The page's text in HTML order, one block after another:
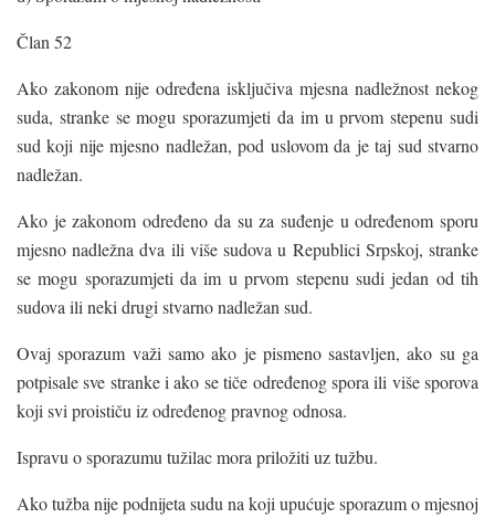
Član 52
Ako zakonom nije određena isključiva mjesna nadležnost nekog
suda, stranke se mogu sporazumjeti da im u prvom stepenu sudi
sud koji nije mjesno nadležan, pod uslovom da je taj sud stvarno
nadležan.
Ako je zakonom određeno da su za suđenje u određenom sporu
mjesno nadležna dva ili više sudova u Republici Srpskoj, stranke
se mogu sporazumjeti da im u prvom stepenu sudi jedan od tih
sudova ili neki drugi stvarno nadležan sud.
Ovaj sporazum važi samo ako je pismeno sastavljen, ako su ga
potpisale sve stranke i ako se tiče određenog spora ili više sporova
koji svi proističu iz određenog pravnog odnosa.
Ispravu o sporazumu tužilac mora priložiti uz tužbu.
Ako tužba nije podnijeta sudu na koji upućuje sporazum o mjesnoj